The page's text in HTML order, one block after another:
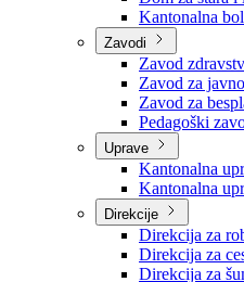
Ustanove
Centar za
Dom za stara i
Kantonalna
Zavodi
Zavod
Zavod za javno
Zavod za
Pedagoški
Uprave
Kantonalna
Kantonalna
Direkcije